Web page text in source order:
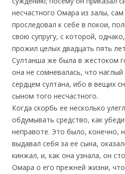
несчастного Омара из залы,
проследовал к себе в покои,
свою супругу, с которой,
прожил целых двадцать пять
Султанша же была в жестоком
она не сомневалась, что
сердцем султана, ибо в вещих
сыном того несчастного.
Когда скорбь ее несколько
обдумывать средство, как
неправоте. Это было, конечно,
выдавал себя за ее сына,
кинжал, и, как она узнала, он
Омара о его прежней жизни,